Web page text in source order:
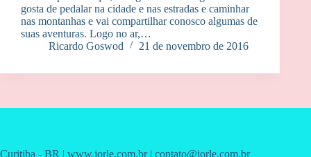
gosta de pedalar na cidade e nas estradas e caminhar
nas montanhas e vai compartilhar conosco algumas de
suas aventuras. Logo no ar,…
Ricardo Goswod
21 de novembro de 2016
Curitiba - BR | www.jorle.com.br | contato@jorle.com.br